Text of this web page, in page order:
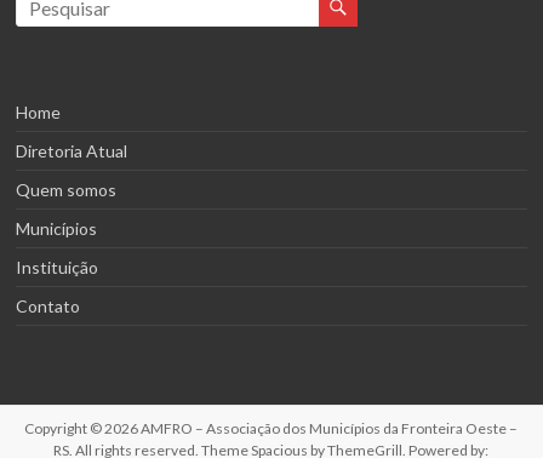
Home
Diretoria Atual
Quem somos
Municípios
Instituição
Contato
Copyright © 2026AMFRO – Associação dos Municípios da Fronteira Oeste –
RS. All rights reserved. ThemeSpacious by ThemeGrill. Powered by: